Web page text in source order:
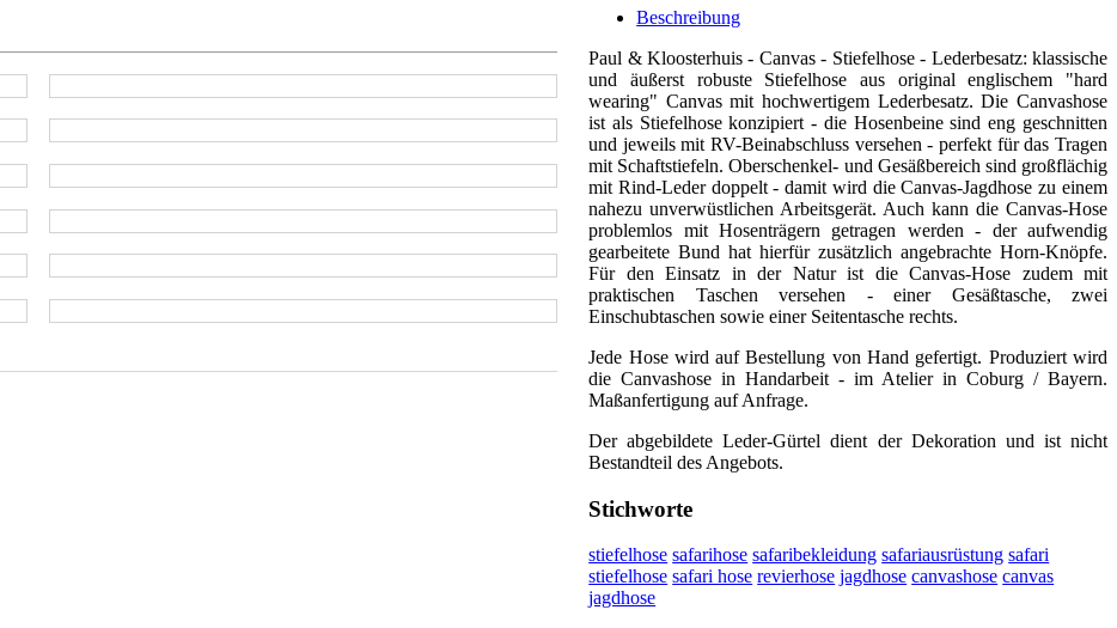
Beschreibung
Paul & Kloosterhuis - Canvas - Stiefelhose - Lederbesatz: klassische
und äußerst robuste Stiefelhose aus original englischem "hard
wearing" Canvas mit hochwertigem Lederbesatz. Die Canvashose
ist als Stiefelhose konzipiert - die Hosenbeine sind eng geschnitten
und jeweils mit RV-Beinabschluss versehen - perfekt für das Tragen
mit Schaftstiefeln. Oberschenkel- und Gesäßbereich sind großflächig
mit Rind-Leder doppelt - damit wird die Canvas-Jagdhose zu einem
nahezu unverwüstlichen Arbeitsgerät. Auch kann die Canvas-Hose
problemlos mit Hosenträgern getragen werden - der aufwendig
gearbeitete Bund hat hierfür zusätzlich angebrachte Horn-Knöpfe.
Für den Einsatz in der Natur ist die Canvas-Hose zudem mit
praktischen Taschen versehen - einer Gesäßtasche, zwei
Einschubtaschen sowie einer Seitentasche rechts.
Jede Hose wird auf Bestellung von Hand gefertigt. Produziert wird
die Canvashose in Handarbeit - im Atelier in Coburg / Bayern.
Maßanfertigung auf Anfrage.
Der abgebildete Leder-Gürtel dient der Dekoration und ist nicht
Bestandteil des Angebots.
Stichworte
stiefelhose safarihose safaribekleidung safariausrüstung safari
stiefelhose safari hose revierhose jagdhose canvashose canvas
jagdhose